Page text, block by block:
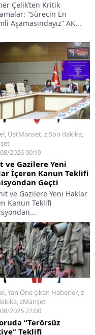
Çelik’ten Kritik
“Sürecin En
Aşamasındayız” AK...
, ÜstManset,z Son dakika,
2026 00:19
ve Gazilere Yeni
İçeren Kanun Teklifi
Geçti
ve Gazilere Yeni Haklar
Kanun Teklifi
,Yan Öne çıkan Haberler,z
,zManşet
2026 22:00
“Terörsüz
Teklifi